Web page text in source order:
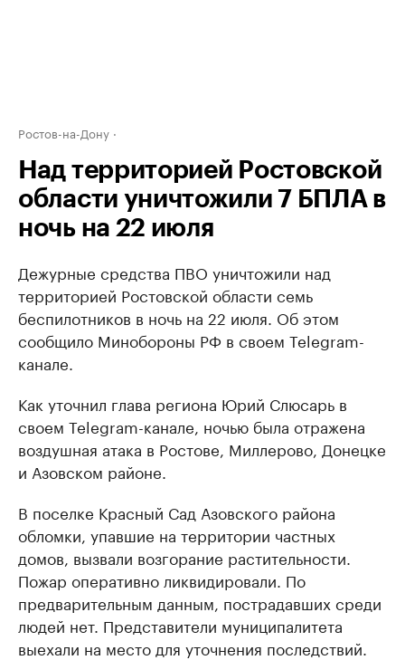
Ростов-на-Дону
Над территорией Ростовской
области уничтожили 7 БПЛА в
ночь на 22 июля
Дежурные средства ПВО уничтожили над
территорией Ростовской области семь
беспилотников в ночь на 22 июля. Об этом
сообщило Минобороны РФ в своем Telegram-
канале.
Как уточнил глава региона Юрий Слюсарь в
своем Telegram-канале, ночью была отражена
воздушная атака в Ростове, Миллерово, Донецке
и Азовском районе.
В поселке Красный Сад Азовского района
обломки, упавшие на территории частных
домов, вызвали возгорание растительности.
Пожар оперативно ликвидировали. По
предварительным данным, пострадавших среди
людей нет. Представители муниципалитета
выехали на место для уточнения последствий.